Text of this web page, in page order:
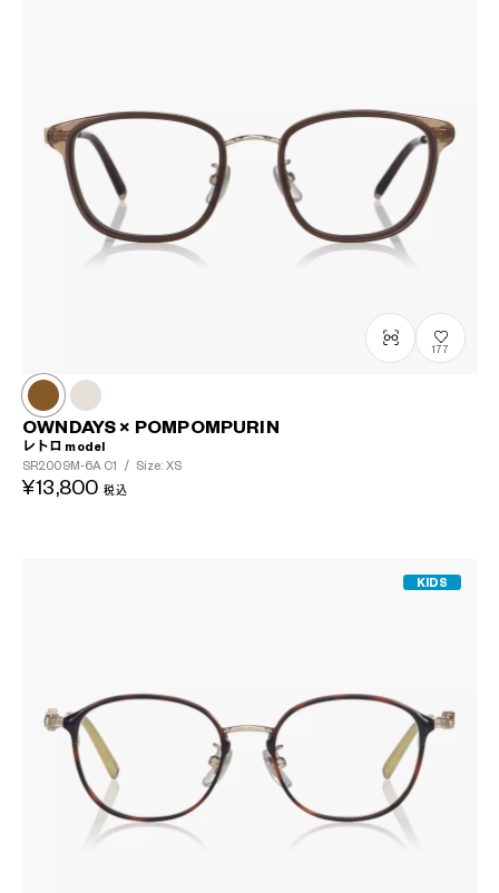
177
OWNDAYS × POMPOMPURIN
レトロ model
SR2009M-6A C1 / Size: XS
¥13,800 税込
KIDS